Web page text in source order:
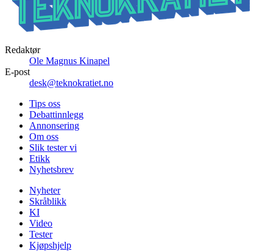
Redaktør
Ole Magnus Kinapel
E-post
desk@teknokratiet.no
Tips oss
Debattinnlegg
Annonsering
Om oss
Slik tester vi
Etikk
Nyhetsbrev
Nyheter
Skråblikk
KI
Video
Tester
Kjøpshjelp